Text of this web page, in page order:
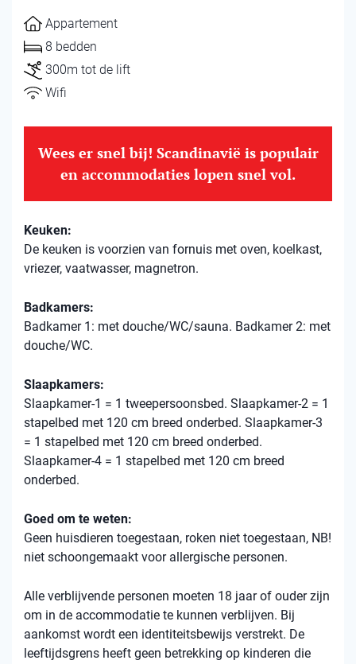
Appartement
8 bedden
300m tot de lift
Wifi
Wees er snel bij! Scandinavië is populair
en accommodaties lopen snel vol.
Keuken:
De keuken is voorzien van fornuis met oven, koelkast,
vriezer, vaatwasser, magnetron.
Badkamers:
Badkamer 1: met douche/WC/sauna. Badkamer 2: met
douche/WC.
Slaapkamers:
Slaapkamer-1 = 1 tweepersoonsbed. Slaapkamer-2 = 1
stapelbed met 120 cm breed onderbed. Slaapkamer-3
= 1 stapelbed met 120 cm breed onderbed.
Slaapkamer-4 = 1 stapelbed met 120 cm breed
onderbed.
Goed om te weten:
Geen huisdieren toegestaan, roken niet toegestaan, NB!
niet schoongemaakt voor allergische personen.
Alle verblijvende personen moeten 18 jaar of ouder zijn
om in de accommodatie te kunnen verblijven. Bij
aankomst wordt een identiteitsbewijs verstrekt. De
leeftijdsgrens heeft geen betrekking op kinderen die